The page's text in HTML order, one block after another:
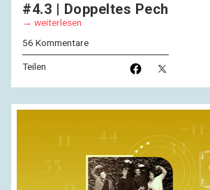
#4.3 | Doppeltes Pech
weiterlesen
56 Kommentare
Teilen